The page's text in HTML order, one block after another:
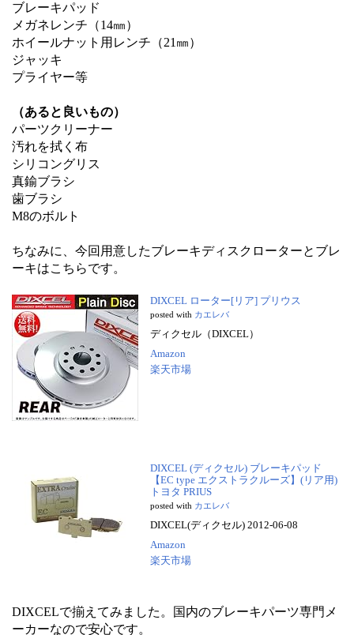
ブレーキパッド
メガネレンチ（14㎜）
ホイールナット用レンチ（21㎜）
ジャッキ
プライヤー等
（あると良いもの）
パーツクリーナー
汚れを拭く布
シリコングリス
真鍮ブラシ
歯ブラシ
M8のボルト
ちなみに、今回用意したブレーキディスクローターとブレ
ーキはこちらです。
DIXCEL ローター[リア] プリウス
posted with カエレバ
ディクセル（DIXCEL）
Amazon
楽天市場
DIXCEL (ディクセル) ブレーキパッド
【EC type エクストラクルーズ】(リア用)
トヨタ PRIUS
posted with カエレバ
DIXCEL(ディクセル) 2012-06-08
Amazon
楽天市場
DIXCELで揃えてみました。国内のブレーキパーツ専門メ
ーカーなので安心です。